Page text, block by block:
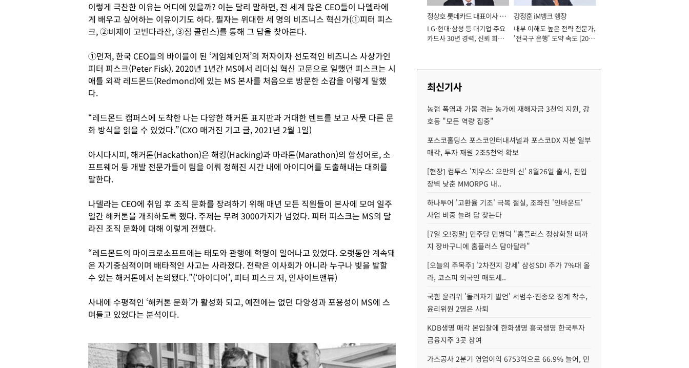
이렇게 극찬한 이유는 어디에 있을까? 이는 달리 말하면, 전 세계 많은 CEO들이 나델라에
게 배우고 싶어하는 이유이기도 하다. 필자는 위대한 세 명의 비즈니스 혁신가(①피터 피스
크, ②비제이 고빈다라잔, ③짐 콜린스)를 통해 그 답을 찾아본다.
①먼저, 한국 CEO들의 바이블이 된 ‘게임체인저’의 저자이자 선도적인 비즈니스 사상가인
피터 피스크(Peter Fisk). 2020년 1년간 MS에서 리더십 혁신 고문으로 일했던 피스크는 시
애틀 외곽 레드몬드(Redmond)에 있는 MS 본사를 처음으로 방문한 소감을 이렇게 말했
다.
“레드몬드 캠퍼스에 도착한 나는 다양한 해커톤 표지판과 거대한 텐트를 보고 사뭇 다른 문
화 방식을 읽을 수 있었다.”(CXO 매거진 기고 글, 2021년 2월 1일)
아시다시피, 해커톤(Hackathon)은 해킹(Hacking)과 마라톤(Marathon)의 합성어로, 소
프트웨어 등 개발 전문가들이 팀을 이뤄 정해진 시간 내에 아이디어를 도출해내는 대회를
말한다.
나델라는 CEO에 취임 후 조직 문화를 장려하기 위해 매년 모든 직원들이 본사에 모여 일주
일간 해커톤을 개최하도록 했다. 주제는 무려 3000가지가 넘었다. 피터 피스크는 MS의 달
라진 조직 문화에 대해 이렇게 전했다.
“레드몬드의 마이크로소프트에는 태도와 관행에 혁명이 일어나고 있었다. 오랫동안 계속돼
온 자기중심적이며 배타적인 사고는 사라졌다. 전략은 이사회가 아니라 누구나 빛을 발할
수 있는 해커톤에서 논의됐다.”(‘아이디어’, 피터 피스크 저, 인사이트앤뷰)
사내에 수평적인 ‘해커톤 문화’가 활성화 되고, 예전에는 없던 다양성과 포용성이 MS에 스
며들고 있었다는 분석이다.
정상호 롯데카드 대표이사 사
장
LG·현대·삼성 등 대기업 주요
카드사 30년 경력, 신뢰 회복
강정훈 iM뱅크 행장
내부 이해도 높은 전략 전문가,
'전국구 은행' 도약 속도 [2026
최신기사
농협 폭염과 가뭄 겪는 농가에 재해자금 3천억 지원, 강
호동 "모든 역량 집중"
포스코홀딩스 포스코인터내셔널과 포스코DX 지분 일부
매각, 투자 재원 2조5천억 확보
[현장] 컴투스 '제우스: 오만의 신' 8월26일 출시, 진입
장벽 낮춘 MMORPG 내..
하나투어 '고환율 기조' 극복 절실, 조좌진 '인바운드'
사업 비중 늘려 답 찾는다
[7일 오!정말] 민주당 민병덕 "홈플러스 정상화될 때까
지 장바구니에 홈플러스 담아달라"
[오늘의 주목주] '2차전지 강세' 삼성SDI 주가 7%대 올
라, 코스피 외국인 매도세..
국힘 윤리위 '돌려차기 발언' 서범수·진종오 징계 착수,
윤리위원 2명은 사퇴
KDB생명 매각 본입찰에 한화생명 흥국생명 한국투자
금융지주 3곳 참여
가스공사 2분기 영업이익 6753억으로 66.9% 늘어, 민